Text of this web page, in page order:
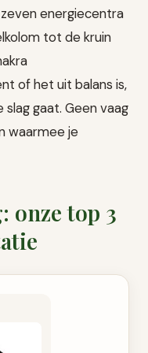
energiecentra
tot de kruin
of het uit balans is,
gaat. Geen vaag
waarmee je
onze top 3